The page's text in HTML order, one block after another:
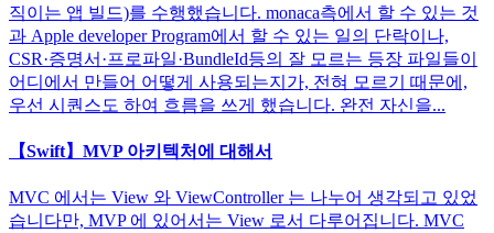
직이는 앱 빌드)를 수행했습니다. monaca측에서 할 수 있는 것
과 Apple developer Program에서 할 수 있는 일의 단락이나,
CSR·증명서·프로파일·BundleId등의 잘 모르는 등장 파일들이
어디에서 만들어 어떻게 사용되는지가, 전혀 모르기 때문에,
우선 시퀀스도 하여 흐름을 쓰게 했습니다. 완전 자신을...
【Swift】MVP 아키텍처에 대해서
MVC 에서는 View 와 ViewController 는 나누어 생각되고 있었
습니다만, MVP 에 있어서는 View 로서 다루어집니다. MVC